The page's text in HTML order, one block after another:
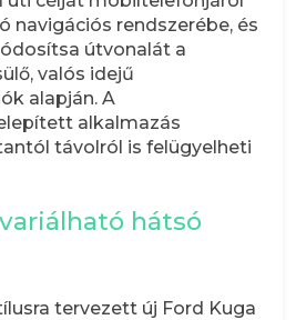
navigációs rendszerébe, és
útvonalát a
valós idejű
alapján. A
alkalmazás
távolról is felügyelheti
hátsó
tervezett új Ford Kuga